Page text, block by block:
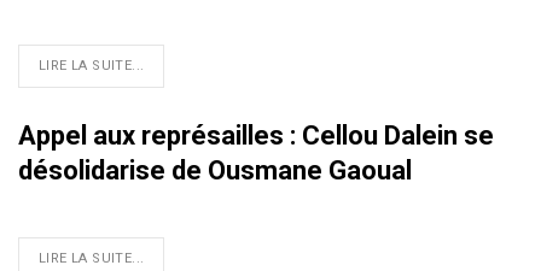
LIRE LA SUITE...
Appel aux représailles : Cellou Dalein se
désolidarise de Ousmane Gaoual
LIRE LA SUITE...